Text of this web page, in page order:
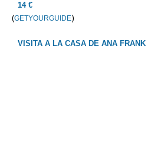
14 €
(GETYOURGUIDE)
VISITA A LA CASA DE ANA FRANK